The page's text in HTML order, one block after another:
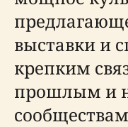
выставки и
крепким
прошлым и